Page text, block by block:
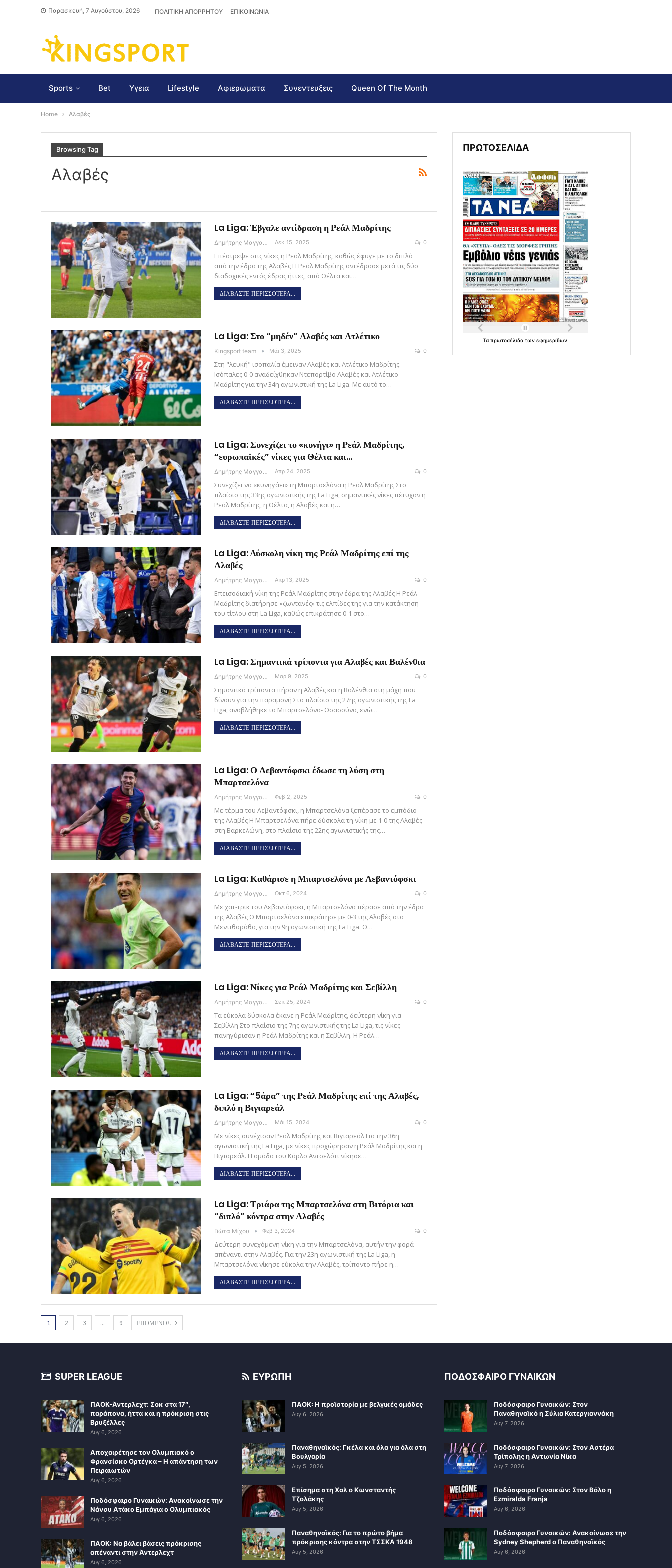
Παρασκευή, 7 Αυγούστου, 2026 ΠΟΛΙΤΙΚΗ ΑΠΟΡΡΗΤΟΥ ΕΠΙΚΟΙΝΩΝΙΑ
Sports Bet Υγεια Lifestyle Αφιερωματα Συνεντευξεις Queen Of The Month
Home Αλαβές
Browsing Tag
Αλαβές
La Liga: Έβγαλε αντίδραση η Ρεάλ Μαδρίτης
Δημήτρης Μαγγανάρης Δεκ 15, 2025 0
Επέστρεψε στις νίκες η Ρεάλ Μαδρίτης, καθώς έφυγε με το διπλό
από την έδρα της Αλαβές Η Ρεάλ Μαδρίτης αντέδρασε μετά τις δύο
διαδοχικές εντός έδρας ήττες, από Θέλτα και…
ΔΙΑΒΑΣΤΕ ΠΕΡΙΣΣΟΤΕΡΑ...
La Liga: Στο “μηδέν” Αλαβές και Ατλέτικο
Kingsport team Μάι 3, 2025 0
Στη "λευκή" ισοπαλία έμειναν Αλαβές και Ατλέτικο Μαδρίτης.
Ισόπαλες 0-0 αναδείχθηκαν Ντεπορτίβο Αλαβές και Ατλέτικο
Μαδρίτης για την 34η αγωνιστική της La Liga. Με αυτό το…
ΔΙΑΒΑΣΤΕ ΠΕΡΙΣΣΟΤΕΡΑ...
La Liga: Συνεχίζει το «κυνήγι» η Ρεάλ Μαδρίτης,
“ευρωπαϊκές” νίκες για Θέλτα και…
Δημήτρης Μαγγανάρης Απρ 24, 2025 0
Συνεχίζει να «κυνηγάει» τη Μπαρτσελόνα η Ρεάλ Μαδρίτης Στο
πλαίσιο της 33ης αγωνιστικής της La Liga, σημαντικές νίκες πέτυχαν η
Ρεάλ Μαδρίτης, η Θέλτα, η Αλαβές και η…
ΔΙΑΒΑΣΤΕ ΠΕΡΙΣΣΟΤΕΡΑ...
La Liga: Δύσκολη νίκη της Ρεάλ Μαδρίτης επί της
Αλαβές
Δημήτρης Μαγγανάρης Απρ 13, 2025 0
Επεισοδιακή νίκη της Ρεάλ Μαδρίτης στην έδρα της Αλαβές Η Ρεάλ
Μαδρίτης διατήρησε «ζωντανές» τις ελπίδες της για την κατάκτηση
του τίτλου στη La Liga, καθώς επικράτησε 0-1 στο…
ΔΙΑΒΑΣΤΕ ΠΕΡΙΣΣΟΤΕΡΑ...
La Liga: Σημαντικά τρίποντα για Αλαβές και Βαλένθια
Δημήτρης Μαγγανάρης Μαρ 9, 2025 0
Σημαντικά τρίποντα πήραν η Αλαβές και η Βαλένθια στη μάχη που
δίνουν για την παραμονή Στο πλαίσιο της 27ης αγωνιστικής της La
Liga, αναβλήθηκε το Μπαρτσελόνα- Οσασούνα, ενώ…
ΔΙΑΒΑΣΤΕ ΠΕΡΙΣΣΟΤΕΡΑ...
La Liga: Ο Λεβαντόφσκι έδωσε τη λύση στη
Μπαρτσελόνα
Δημήτρης Μαγγανάρης Φεβ 2, 2025 0
Με τέρμα του Λεβαντόφσκι, η Μπαρτσελόνα ξεπέρασε το εμπόδιο
της Αλαβές H Μπαρτσελόνα πήρε δύσκολα τη νίκη με 1-0 της Αλαβές
στη Βαρκελώνη, στο πλαίσιο της 22ης αγωνιστικής της…
ΔΙΑΒΑΣΤΕ ΠΕΡΙΣΣΟΤΕΡΑ...
La Liga: Καθάρισε η Μπαρτσελόνα με Λεβαντόφσκι
Δημήτρης Μαγγανάρης Οκτ 6, 2024 0
Με χατ-τρικ του Λεβαντόφσκι, η Μπαρτσελόνα πέρασε από την έδρα
της Αλαβές Ο Μπαρτσελόνα επικράτησε με 0-3 της Αλαβές στο
Μεντιθορόθα, για την 9η αγωνιστική της La Liga. Ο…
ΔΙΑΒΑΣΤΕ ΠΕΡΙΣΣΟΤΕΡΑ...
La Liga: Νίκες για Ρεάλ Μαδρίτης και Σεβίλλη
Δημήτρης Μαγγανάρης Σεπ 25, 2024 0
Τα εύκολα δύσκολα έκανε η Ρεάλ Μαδρίτης, δεύτερη νίκη για
Σεβίλλη Στο πλαίσιο της 7ης αγωνιστικής της La Liga, τις νίκες
πανηγύρισαν η Ρεάλ Μαδρίτης και η Σεβίλλη. Η Ρεάλ…
ΔΙΑΒΑΣΤΕ ΠΕΡΙΣΣΟΤΕΡΑ...
La Liga: “5άρα” της Ρεάλ Μαδρίτης επί της Αλαβές,
διπλό η Βιγιαρεάλ
Δημήτρης Μαγγανάρης Μάι 15, 2024 0
Με νίκες συνέχισαν Ρεάλ Μαδρίτης και Βιγιαρεάλ Για την 36η
αγωνιστική της La Liga, με νίκες προχώρησαν η Ρεάλ Μαδρίτης και η
Βιγιαρεάλ. H ομάδα του Κάρλο Αντσελότι νίκησε…
ΔΙΑΒΑΣΤΕ ΠΕΡΙΣΣΟΤΕΡΑ...
La Liga: Τριάρα της Μπαρτσελόνα στη Βιτόρια και
“διπλό” κόντρα στην Αλαβές
Γιώτα Μίχου Φεβ 3, 2024 0
Δεύτερη συνεχόμενη νίκη για την Μπαρτσελόνα, αυτήν την φορά
απέναντι στην Αλαβές. Για την 23η αγωνιστική της La Liga, η
Μπαρτσελόνα νίκησε εύκολα την Αλαβές, τρίποντο πήρε η…
ΔΙΑΒΑΣΤΕ ΠΕΡΙΣΣΟΤΕΡΑ...
1 2 3 … 9 ΕΠΟΜΕΝΟΣ
ΠΡΩΤΟΣΕΛΙΔΑ
Ταπρωτοσέλιδατωνεφημερίδων
SUPER LEAGUE
ΠΑΟΚ-Άντερλεχτ: Σοκ στα 17″,
παράπονα, ήττα και η πρόκριση στις
Βρυξέλλες
Αυγ 6, 2026
Αποχαιρέτησε τον Ολυμπιακό ο
Φρανσίσκο Ορτέγκα – Η απάντηση των
Πειραιωτών
Αυγ 6, 2026
Ποδόσφαιρο Γυναικών: Ανακοίνωσε την
Νάνσυ Ατάκο Εμπάγια ο Ολυμπιακός
Αυγ 6, 2026
ΠΑΟΚ: Να βάλει βάσεις πρόκρισης
απέναντι στην Άντερλεχτ
Αυγ 6, 2026
ΕΥΡΩΠΗ
ΠΑΟΚ: Η προϊστορία με βελγικές ομάδες
Αυγ 6, 2026
Παναθηναϊκός: Γκέλα και όλα για όλα στη
Βουλγαρία
Αυγ 5, 2026
Επίσημα στη Χαλ ο Κωνσταντής
Τζολάκης
Αυγ 5, 2026
Παναθηναϊκός: Για το πρώτο βήμα
πρόκρισης κόντρα στην ΤΣΣΚΑ 1948
Αυγ 5, 2026
ΠΟΔΟΣΦΑΙΡΟ ΓΥΝΑΙΚΩΝ
Ποδόσφαιρο Γυναικών: Στον
Παναθηναϊκό η Σύλια Κατεργιαννάκη
Αυγ 7, 2026
Ποδόσφαιρο Γυναικών: Στον Αστέρα
Τρίπολης η Αντωνία Νίκα
Αυγ 7, 2026
Ποδόσφαιρο Γυναικών: Στον Βόλο η
Ezmiralda Franja
Αυγ 6, 2026
Ποδόσφαιρο Γυναικών: Ανακοίνωσε την
Sydney Shepherd ο Παναθηναϊκός
Αυγ 6, 2026